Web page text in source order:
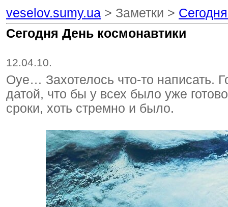
veselov.sumy.ua > Заметки >
Сегодня День космонавтики
12.04.10.
Оуе… Захотелось что-то написать.
датой, что бы у всех было уже
сроки, хоть стремно и было.